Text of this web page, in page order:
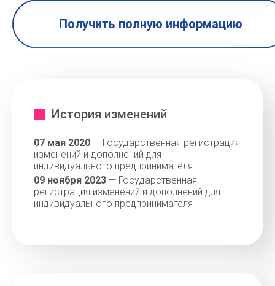
Получить полную информацию
История изменений
07 мая 2020 — Государственная регистрация
изменений и дополнений для
индивидуального предпринимателя
09 ноября 2023 — Государственная
регистрация изменений и дополнений для
индивидуального предпринимателя